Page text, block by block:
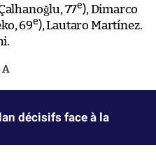
77e), Dimarco
69e), Lautaro Martínez.
A
décisifs face à la